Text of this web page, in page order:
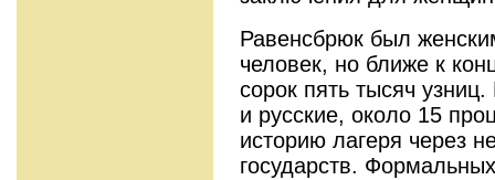
Равенсбрюк был
человек, но ближе к
сорок пять тысяч
и русские, около 15
историю лагеря через
государств.